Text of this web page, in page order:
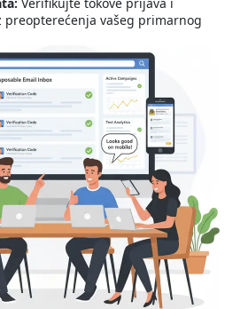
preopterećenja vašeg primarnog